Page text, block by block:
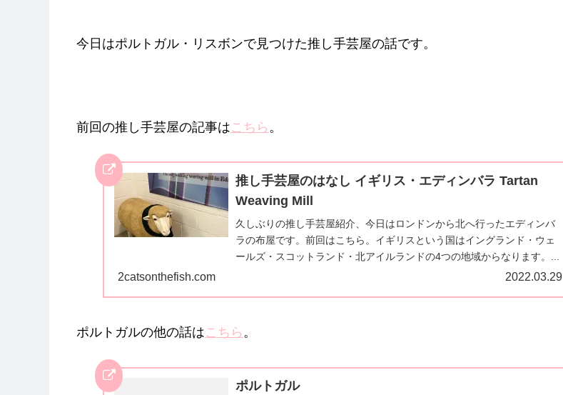
今日はポルトガル・リスボンで見つけた推し手芸屋の話です。
前回の推し手芸屋の記事はこちら 。
推し手芸屋のはなし イギリス・エディンバラ Tartan
Weaving Mill
久しぶりの推し手芸屋紹介、今日はロンドンから北へ行ったエディンバ
ラの布屋です。前回はこちら。イギリスという国はイングランド・ウェ
ールズ・スコットランド・北アイルランドの4つの地域からなります。...
2catsonthefish.com 2022.03.29
ポルトガルの他の話はこちら 。
ポルトガル